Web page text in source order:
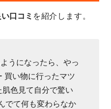
い口コミ を紹介します。
うになったら、やっ
買い物に行ったマツ
色見て自分で驚い
でて何も変わらなか